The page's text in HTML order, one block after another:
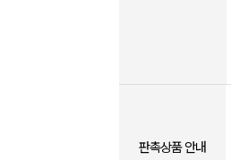
판촉상품 안내